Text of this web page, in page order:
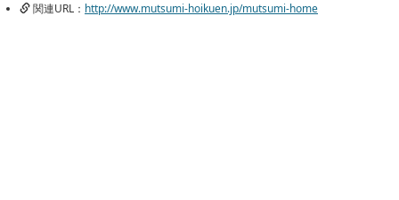
関連URL： http://www.mutsumi-hoikuen.jp/mutsumi-home